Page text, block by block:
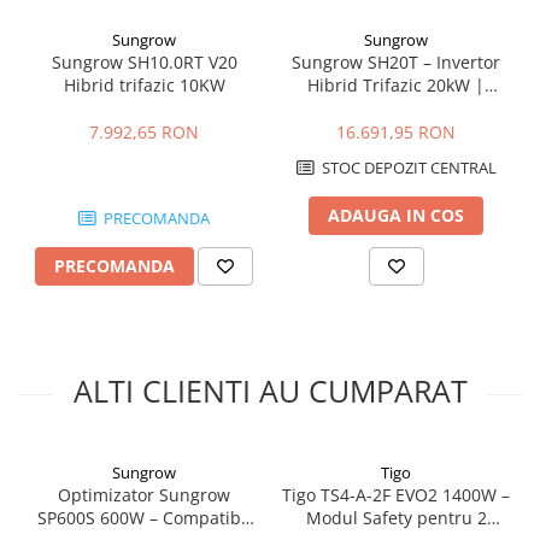
Tensiune maxima sistem
1000V DC
Putere maxima intrare
Tip conector
140 mm
Adancime
Greutate
Monitorizare
Nu
Avantaje principale
Siguranta crescuta pentru
Sungrow
Sungrow SH10.0RT V20
Hibrid trifazic 10KW
7.992,65 RON
PRECOMANDA
PRECOMANDA
Sungrow
Sungrow SH20T – Invertor
Hibrid Trifazic 20kW |
16.691,95 RON
STOC DEPOZIT CENTRAL
ADAUGA IN COS
ALTI CLIENTI AU CUMPARAT
Sungrow
Optimizator Sungrow
SP600S 600W – Compatibil
Tigo
Tigo TS4-A-2F EVO2 1400W –
Modul Safety pentru 2